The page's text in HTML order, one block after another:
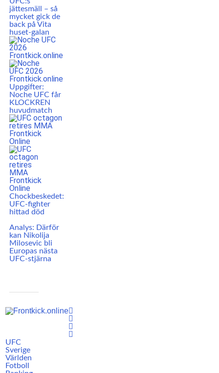
jättesmäll – så
mycket gick de
back på Vita
huset-galan
Uppgifter:
Noche UFC får
KLOCKREN
huvudmatch
Chockbeskedet:
UFC-fighter
hittad död
Analys: Därför
kan Nikolija
Milosevic bli
Europas nästa
UFC-stjärna
UFC
Sverige
Världen
Fotboll